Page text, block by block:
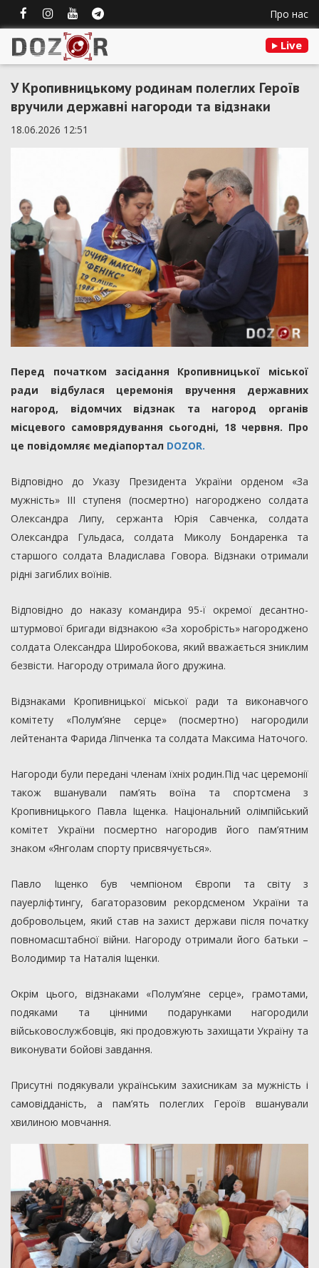
Про нас
Live
У Кропивницькому родинам полеглих Героїв
вручили державні нагороди та відзнаки
18.06.2026 12:51
Перед початком засідання Кропивницької міської
ради відбулася церемонія вручення державних
нагород, відомчих відзнак та нагород органів
місцевого самоврядування сьогодні, 18 червня. Про
це повідомляє медіапортал DOZOR.
Відповідно до Указу Президента України орденом «За
мужність» ІІІ ступеня (посмертно) нагороджено солдата
Олександра Липу, сержанта Юрія Савченка, солдата
Олександра Гульдаса, солдата Миколу Бондаренка та
старшого солдата Владислава Говора. Відзнаки отримали
рідні загиблих воїнів.
Відповідно до наказу командира 95-ї окремої десантно-
штурмової бригади відзнакою «За хоробрість» нагороджено
солдата Олександра Широбокова, який вважається зниклим
безвісти. Нагороду отримала його дружина.
Відзнаками Кропивницької міської ради та виконавчого
комітету «Полум’яне серце» (посмертно) нагородили
лейтенанта Фарида Ліпченка та солдата Максима Наточого.
Нагороди були передані членам їхніх родин.Під час церемонії
також вшанували пам’ять воїна та спортсмена з
Кропивницького Павла Іщенка. Національний олімпійський
комітет України посмертно нагородив його пам’ятним
знаком «Янголам спорту присвячується».
Павло Іщенко був чемпіоном Європи та світу з
пауерліфтингу, багаторазовим рекордсменом України та
добровольцем, який став на захист держави після початку
повномасштабної війни. Нагороду отримали його батьки –
Володимир та Наталія Іщенки.
Окрім цього, відзнаками «Полум’яне серце», грамотами,
подяками та цінними подарунками нагородили
військовослужбовців, які продовжують захищати Україну та
виконувати бойові завдання.
Присутні подякували українським захисникам за мужність і
самовідданість, а пам’ять полеглих Героїв вшанували
хвилиною мовчання.